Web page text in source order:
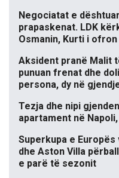
Negociatat e
prapaskenat. LDK
Osmanin, Kurti i
Aksident pranë Malit
punuan frenat dhe
persona, dy në
Tezja dhe nipi
apartament në
Superkupa e Europës
dhe Aston Villa
e parë të sezonit